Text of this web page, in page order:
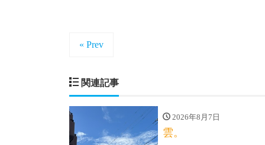
« Prev
関連記事
2026年8月7日
雲。